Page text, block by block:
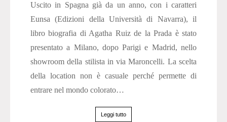
Uscito in Spagna già da un anno, con i caratteri
Eunsa (Edizioni della Università di Navarra), il
libro biografia di Agatha Ruiz de la Prada è stato
presentato a Milano, dopo Parigi e Madrid, nello
showroom della stilista in via Maroncelli. La scelta
della location non è casuale perché permette di
entrare nel mondo colorato…
Leggi tutto